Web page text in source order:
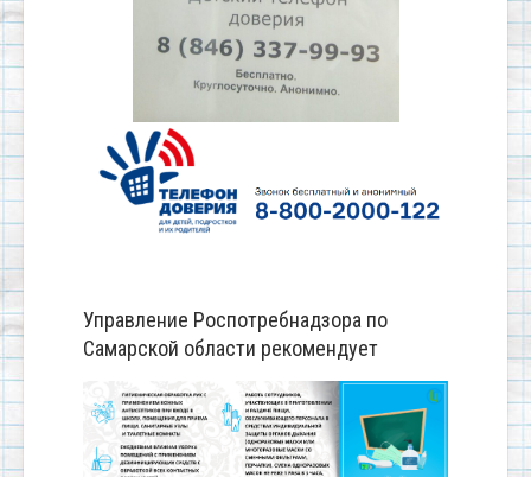
Управление Роспотребнадзора по
Самарской области рекомендует